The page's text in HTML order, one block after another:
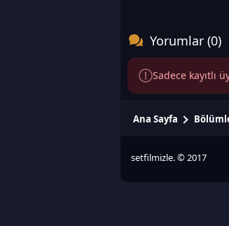
Yorumlar (0)
Sadece kayıtlı
Ana Sayfa
setfilmizle. © 2017